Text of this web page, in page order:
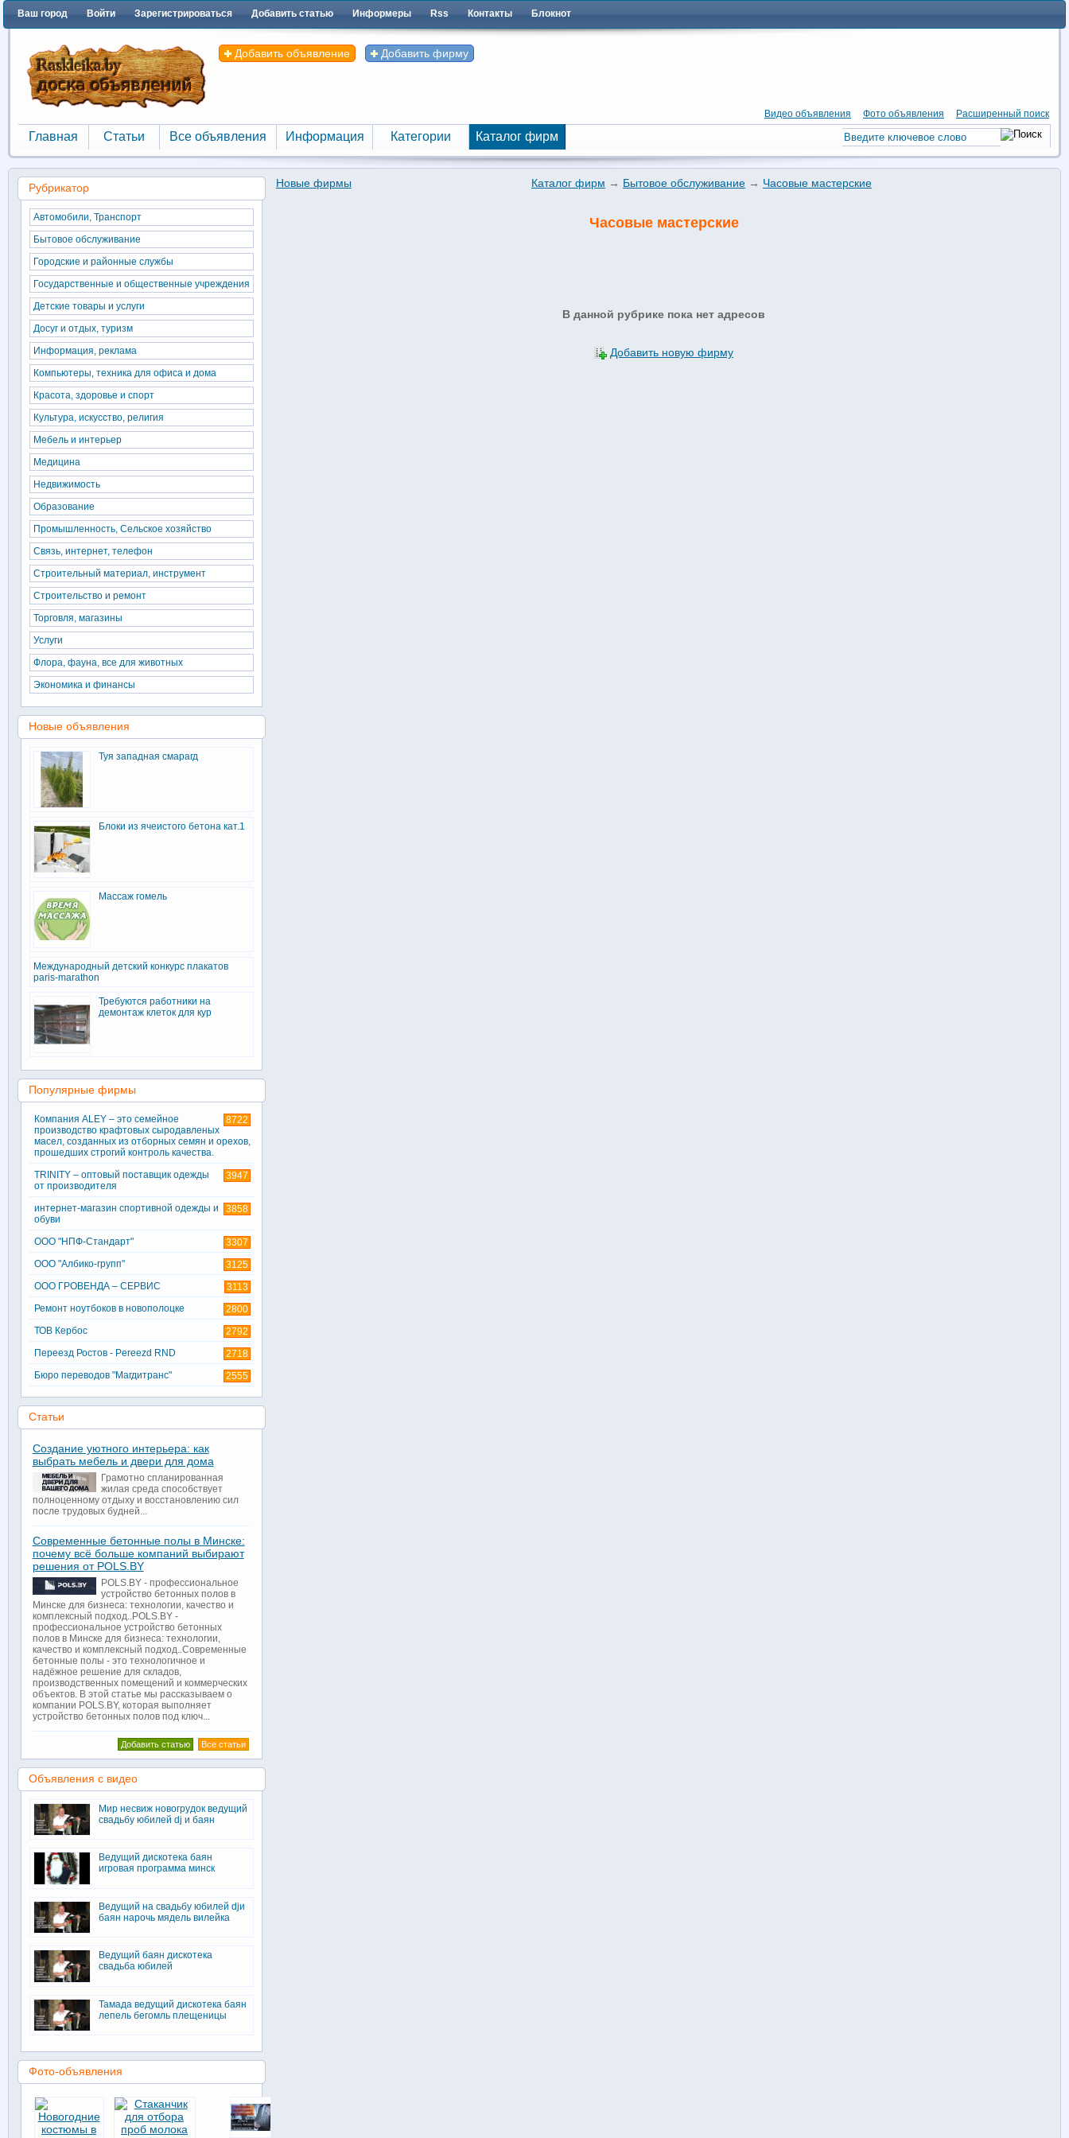
Ваш город Войти Зарегистрироваться Добавить статью Информеры Rss Контакты Блокнот
Добавить объявление Добавить фирму
Видео объявления Фото объявления Расширенный поиск
Главная
Главная
Статьи
Статьи
Все объявления
Все объявления
Информация Категории Каталог фирм
Новые фирмы Каталог фирм → Бытовое обслуживание → Часовые мастерские
Часовые мастерские
В данной рубрике пока нет адресов
Добавить новую фирму
Рубрикатор
Автомобили, Транспорт
Бытовое обслуживание
Городские и районные службы
Государственные и общественные учреждения
Детские товары и услуги
Досуг и отдых, туризм
Информация, реклама
Компьютеры, техника для офиса и дома
Красота, здоровье и спорт
Культура, искусство, религия
Мебель и интерьер
Медицина
Недвижимость
Образование
Промышленность, Сельское хозяйство
Связь, интернет, телефон
Строительный материал, инструмент
Строительство и ремонт
Торговля, магазины
Услуги
Флора, фауна, все для животных
Экономика и финансы
Новые объявления
Туя западная смарагд
Блоки из ячеистого бетона кат.1
Массаж гомель
Международный детский конкурс плакатов
paris-marathon
Требуются работники на
демонтаж клеток для кур
Популярные фирмы
8722
Компания ALEY – это семейное
производство крафтовых сыродавленых
масел, созданных из отборных семян и орехов,
прошедших строгий контроль качества.
3947
TRINITY – оптовый поставщик одежды
от производителя
3858
интернет-магазин спортивной одежды и
обуви
3307
ООО "НПФ-Стандарт"
3125
ООО "Албико-групп"
3113
ООО ГРОВЕНДА – СЕРВИС
2800
Ремонт ноутбоков в новополоцке
2792
ТОВ Кербос
2718
Переезд Ростов - Pereezd RND
2555
Бюро переводов "Магдитранс"
Статьи
Создание уютного интерьера: как
выбрать мебель и двери для дома
Грамотно спланированная
жилая среда способствует
полноценному отдыху и восстановлению сил
после трудовых будней...
Современные бетонные полы в Минске:
почему всё больше компаний выбирают
решения от POLS.BY
POLS.BY - профессиональное
устройство бетонных полов в
Минске для бизнеса: технологии, качество и
комплексный подход..POLS.BY -
профессиональное устройство бетонных
полов в Минске для бизнеса: технологии,
качество и комплексный подход..Современные
бетонные полы - это технологичное и
надёжное решение для складов,
производственных помещений и коммерческих
объектов. В этой статье мы рассказываем о
компании POLS.BY, которая выполняет
устройство бетонных полов под ключ...
Все статьи
Добавить статью
Объявления с видео
Мир несвиж новогрудок ведущий
свадьбу юбилей dj и баян
Ведущий дискотека баян
игровая программа минск
Ведущий на свадьбу юбилей djи
баян нарочь мядель вилейка
Ведущий баян дискотека
свадьба юбилей
Тамада ведущий дискотека баян
лепель бегомль плещеницы
Фото-объявления